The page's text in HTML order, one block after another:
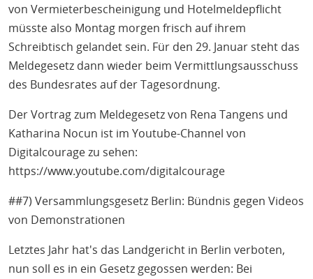
von Vermieterbescheinigung und Hotelmeldepflicht
müsste also Montag morgen frisch auf ihrem
Schreibtisch gelandet sein. Für den 29. Januar steht das
Meldegesetz dann wieder beim Vermittlungsausschuss
des Bundesrates auf der Tagesordnung.
Der Vortrag zum Meldegesetz von Rena Tangens und
Katharina Nocun ist im Youtube-Channel von
Digitalcourage zu sehen:
https://www.youtube.com/digitalcourage
##7) Versammlungsgesetz Berlin: Bündnis gegen Videos
von Demonstrationen
Letztes Jahr hat's das Landgericht in Berlin verboten,
nun soll es in ein Gesetz gegossen werden: Bei